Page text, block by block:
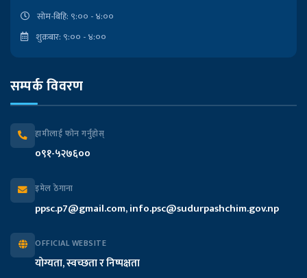
भौतिक पूर्वाधार विकास मन्त्रालय
सोम-बिहि: ९:०० - ४:००
शुक्रबार: ९:०० - ४:००
सम्पर्क विवरण
हामीलाई फोन गर्नुहोस्
०९१-५२७६००
इमेल ठेगाना
ppsc.p7@gmail.com, info.psc@sudurpashchim.gov.np
OFFICIAL WEBSITE
योग्यता, स्वच्छता र निष्पक्षता